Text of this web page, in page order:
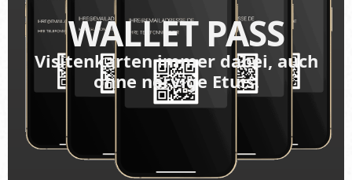
WALLET PASS
Visitenkarten immer dabei, auch
ohne nervige Etuis.